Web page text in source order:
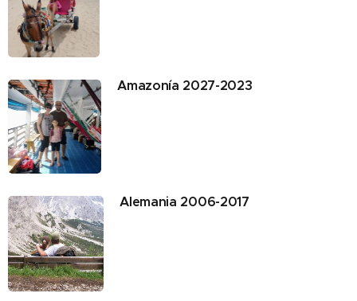
Amazonía 2027-2023
Alemania 2006-2017